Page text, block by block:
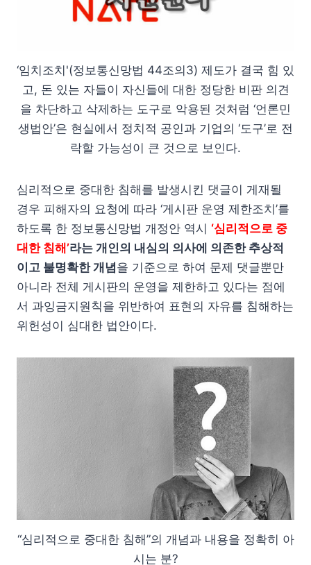
‘임치조치'(정보통신망법 44조의3) 제도가 결국 힘 있
고, 돈 있는 자들이 자신들에 대한 정당한 비판 의견
을 차단하고 삭제하는 도구로 악용된 것처럼 ‘언론민
생법안’은 현실에서 정치적 공인과 기업의 ‘도구’로 전
락할 가능성이 큰 것으로 보인다.
심리적으로 중대한 침해를 발생시킨 댓글이 게재될
경우 피해자의 요청에 따라 ‘게시판 운영 제한조치’를
하도록 한 정보통신망법 개정안 역시 ‘심리적으로 중
대한 침해’라는 개인의 내심의 의사에 의존한 추상적
이고 불명확한 개념을 기준으로 하여 문제 댓글뿐만
아니라 전체 게시판의 운영을 제한하고 있다는 점에
서 과잉금지원칙을 위반하여 표현의 자유를 침해하는
위헌성이 심대한 법안이다.
“심리적으로 중대한 침해”의 개념과 내용을 정확히 아
시는 분?